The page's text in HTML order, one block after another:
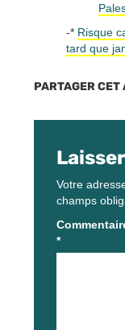
-* Risque
tard que
PARTAGER CET
Votre
champs
*